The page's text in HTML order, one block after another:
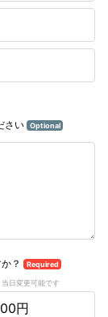
さい Optional
？ Required
日変更可能です
円